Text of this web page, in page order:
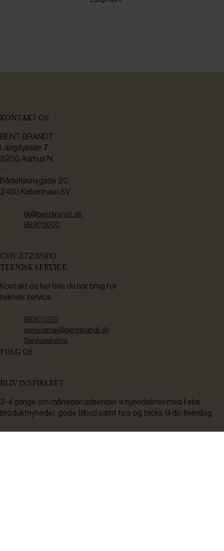
KONTAKT OS
BENT BRANDT
Langdyssen 7
8200 Aarhus N
-
Bådehavnsgade 2C
2450 København SV
bb@bentbrandt.dk
8930 0000
CVR: 37238910
TEKNISK SERVICE
Kontakt os her hvis du har brug for
teknisk service.
8930 0250
servicemail@bentbrandt.dk
Serviceskema
FØLG OS
BLIV INSPIRERET
2-4 gange om måneden udsender vi nyhedsbrev med f.eks.
produktnyheder, gode tilbud samt tips og tricks til din hverdag.